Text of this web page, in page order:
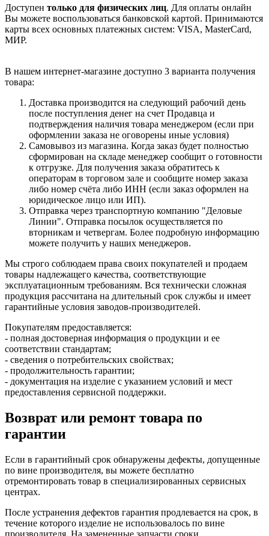
Доступен только для физических лиц. Для оплаты онлайн
Вы можете воспользоваться банковской картой. Принимаются
карты всех основных платежных систем: VISA, MasterCard,
МИР.
В нашем интернет-магазине доступно 3 варианта получения
товара:
Доставка производится на следующий рабочий день
после поступления денег на счет Продавца и
подтверждения наличия товара менеджером (если при
оформлении заказа не оговорены иные условия)
Самовывоз из магазина. Когда заказ будет полностью
сформирован на складе менеджер сообщит о готовности
к отгрузке. Для получения заказа обратитесь к
операторам в торговом зале и сообщите номер заказа
либо номер счёта либо ИНН (если заказ оформлен на
юридическое лицо или ИП).
Отправка через транспортную компанию "Деловые
Линии". Отправка посылок осуществляется по
вторникам и четвергам. Более подробную информацию
можете получить у наших менеджеров.
Мы строго соблюдаем права своих покупателей и продаем
товары надлежащего качества, соответствующие
эксплуатационным требованиям. Вся технически сложная
продукция рассчитана на длительный срок службы и имеет
гарантийные условия заводов-производителей.
Покупателям предоставляется:
- полная достоверная информация о продукции и ее
соответствии стандартам;
- сведения о потребительских свойствах;
- продолжительность гарантии;
- документация на изделие с указанием условий и мест
предоставления сервисной поддержки.
Возврат или ремонт товара по
гарантии
Если в гарантийный срок обнаружены дефекты, допущенные
по вине производителя, вы можете бесплатно
отремонтировать товар в специализированных сервисных
центрах.
После устранения дефектов гарантия продлевается на срок, в
течение которого изделие не использовалось по вине
производителя. На замененные запчасти сроки